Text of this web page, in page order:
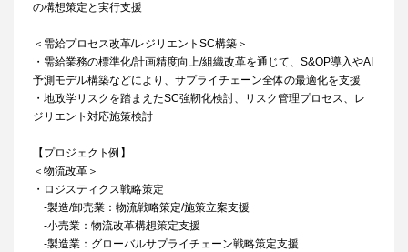
の構想策定と実行支援
＜需給プロセス改革/レジリエントSC構築＞
・需給業務の標準化/計画精度向上/組織改革を通じて、S&OP導入やAI
予測モデル構築などにより、サプライチェーン全体の最適化を支援
・地政学リスクを踏まえたSC強靭化検討、リスク管理プロセス、レ
ジリエント対応施策検討
【プロジェクト例】
＜物流改革＞
・ロジスティクス戦略策定
‐製造/卸売業：物流戦略策定/施策立案支援
‐小売業：物流改革構想策定支援
‐製造業：グローバルサプライチェーン戦略策定支援